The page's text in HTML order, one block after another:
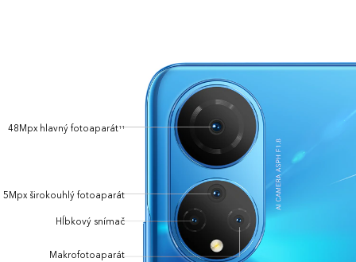
48Mpx hlavný fotoaparát11
5Mpx širokouhlý fotoaparát
Hĺbkový snímač
Makrofotoaparát